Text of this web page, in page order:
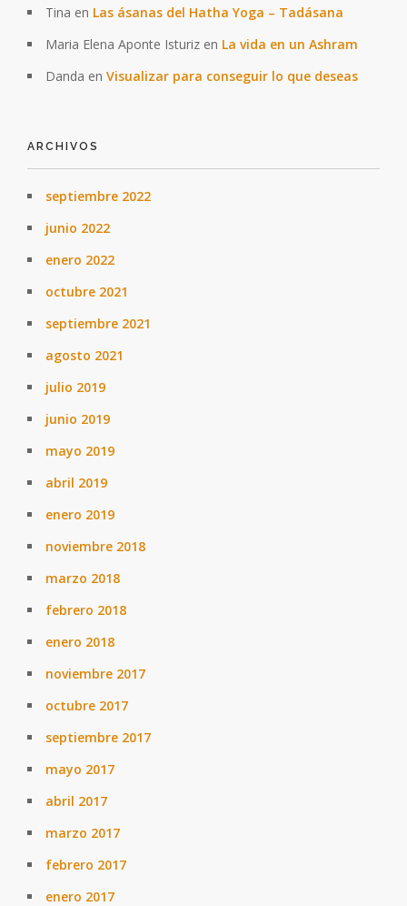
Tina en Las ásanas del Hatha Yoga – Tadásana
Maria Elena Aponte Isturiz en La vida en un Ashram
Danda en Visualizar para conseguir lo que deseas
ARCHIVOS
septiembre 2022
junio 2022
enero 2022
octubre 2021
septiembre 2021
agosto 2021
julio 2019
junio 2019
mayo 2019
abril 2019
enero 2019
noviembre 2018
marzo 2018
febrero 2018
enero 2018
noviembre 2017
octubre 2017
septiembre 2017
mayo 2017
abril 2017
marzo 2017
febrero 2017
enero 2017